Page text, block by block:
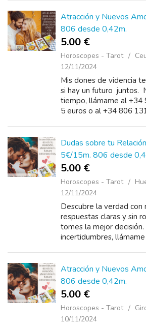
Atracción y Nuevos
806 desde 0,42m.
5.00 €
Horoscopes - Tarot
12/11/2024
Mis dones de videncia
si hay un futuro juntos.
tiempo, llámame al +34
5 euros o al +34 806
Dudas sobre tu
5€/15m. 806 desde
5.00 €
Horoscopes - Tarot
12/11/2024
Descubre la verdad con
respuestas claras y sin
tomes la mejor decisión.
incertidumbres,
Atracción y Nuevos
806 desde 0,42m.
5.00 €
Horoscopes - Tarot
10/11/2024